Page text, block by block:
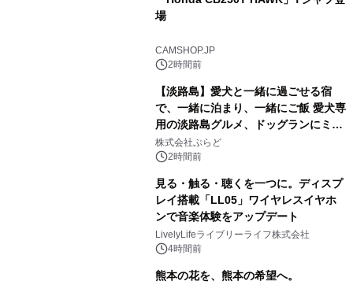
場
CAMSHOP.JP
2時間前
【淡路島】愛犬と一緒に過ごせる宿
で、一緒に泊まり、一緒にご飯 愛犬専
用の淡路島グルメ、ドッグランにミニ
プール グランピングとトレーラーハウ
スの2施設で
株式会社ぷらど
2時間前
見る・触る・聴くを一つに。ディスプ
レイ搭載「LL05」ワイヤレスイヤホ
ンで音楽体験をアップデート
LivelyLifeライブリーライフ株式会社
4時間前
熊本の花を、熊本の希望へ。